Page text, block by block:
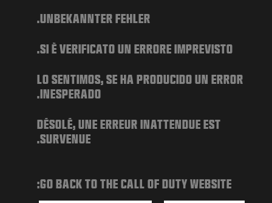
الرياضات الإلكترونية
UNBEKANNTER FEHLER.
SI È VERIFICATO UN ERRORE IMPREVISTO.
LO SENTIMOS, SE HA PRODUCIDO UN ERROR
INESPERADO.
DÉSOLÉ, UNE ERREUR INATTENDUE EST
SURVENUE.
GO BACK TO THE CALL OF DUTY WEBSITE: